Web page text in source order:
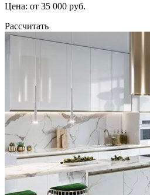
Цена: от 35 000 руб.
Рассчитать